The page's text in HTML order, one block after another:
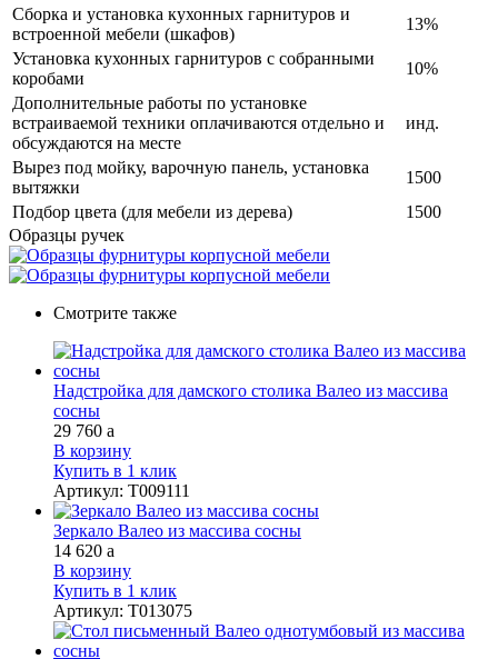
Сборка и установка кухонных гарнитуров и
встроенной мебели (шкафов)
13%
Установка кухонных гарнитуров с собранными
коробами
10%
Дополнительные работы по установке
встраиваемой техники оплачиваются отдельно и
обсуждаются на месте
инд.
Вырез под мойку, варочную панель, установка
вытяжки
1500
Подбор цвета (для мебели из дерева)
1500
Образцы ручек
Смотрите также
Надстройка для дамского столика Валео из массива
сосны
29 760 a
В корзину
Купить в 1 клик
Артикул: Т009111
Зеркало Валео из массива сосны
14 620 a
В корзину
Купить в 1 клик
Артикул: Т013075